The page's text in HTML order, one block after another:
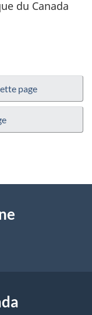
du Canada
page